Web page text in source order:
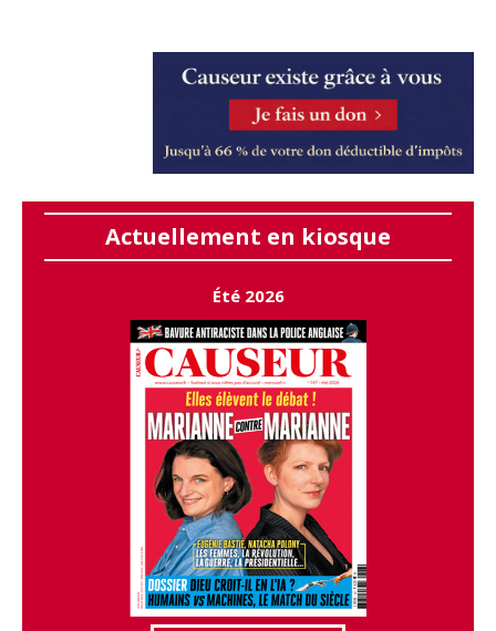
Actuellement en kiosque
Été 2026